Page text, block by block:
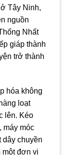
Tây Ninh,
nguồn
Nhất
giáp thành
trở thành
hóa không
loạt
lên. Kéo
máy móc
dây chuyền
một đơn vị